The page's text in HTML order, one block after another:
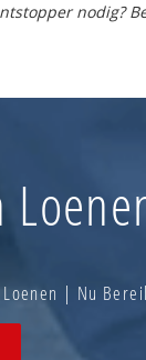
nodig?
Loenen | Nu